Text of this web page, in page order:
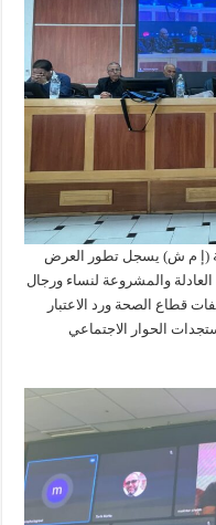
(إ م ش) يسجل تطور العرض
والمشروعة لنساء ورجال
قطاع الصحة ورد الاعتبار
الحوار الاجتماعي